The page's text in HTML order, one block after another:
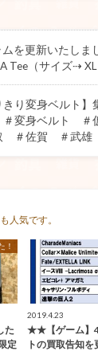
を更新いたしま
Tee（サイズ⇢
り変身ベルト】
変身ベルト ＃
＃佐賀 ＃武雄
人気です。
！
た
定
2019.4.23
★★【ゲーム】
トの買取告知